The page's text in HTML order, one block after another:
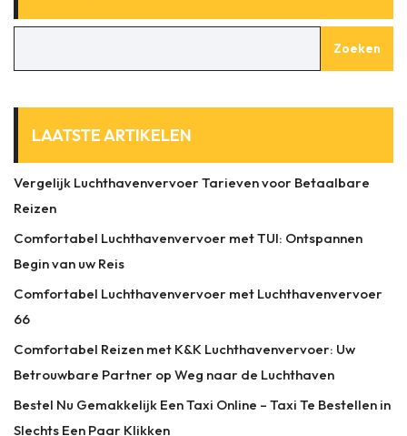
Zoeken
LAATSTE ARTIKELEN
Vergelijk Luchthavenvervoer Tarieven voor Betaalbare
Reizen
Comfortabel Luchthavenvervoer met TUI: Ontspannen
Begin van uw Reis
Comfortabel Luchthavenvervoer met Luchthavenvervoer
66
Comfortabel Reizen met K&K Luchthavenvervoer: Uw
Betrouwbare Partner op Weg naar de Luchthaven
Bestel Nu Gemakkelijk Een Taxi Online – Taxi Te Bestellen in
Slechts Een Paar Klikken